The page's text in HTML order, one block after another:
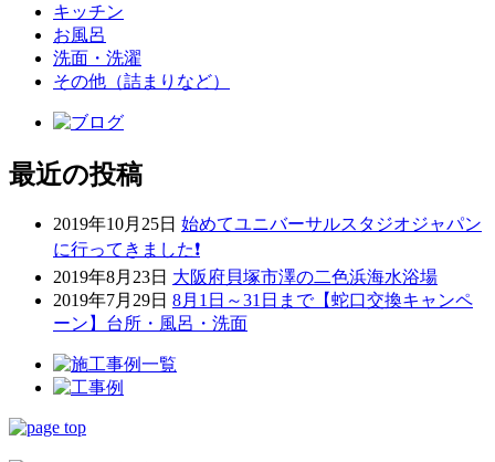
キッチン
お風呂
洗面・洗濯
その他（詰まりなど）
最近の投稿
2019年10月25日 始めてユニバーサルスタジオジャパン
に行ってきました❗
2019年8月23日 大阪府貝塚市澤の二色浜海水浴場
2019年7月29日 8月1日～31日まで【蛇口交換キャンペ
ーン】台所・風呂・洗面